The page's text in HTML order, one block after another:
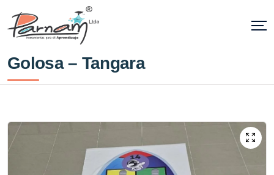
Golosa – Tangara